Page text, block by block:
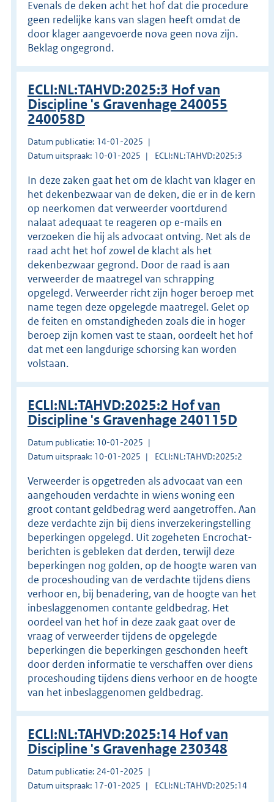
Evenals de deken acht het hof dat die procedure
geen redelijke kans van slagen heeft omdat de
door klager aangevoerde nova geen nova zijn.
Beklag ongegrond.
ECLI:NL:TAHVD:2025:3 Hof van
Discipline 's Gravenhage 240055
240058D
Datum publicatie: 14-01-2025
Datum uitspraak: 10-01-2025
ECLI:NL:TAHVD:2025:3
In deze zaken gaat het om de klacht van klager en
het dekenbezwaar van de deken, die er in de kern
op neerkomen dat verweerder voortdurend
nalaat adequaat te reageren op e-mails en
verzoeken die hij als advocaat ontving. Net als de
raad acht het hof zowel de klacht als het
dekenbezwaar gegrond. Door de raad is aan
verweerder de maatregel van schrapping
opgelegd. Verweerder richt zijn hoger beroep met
name tegen deze opgelegde maatregel. Gelet op
de feiten en omstandigheden zoals die in hoger
beroep zijn komen vast te staan, oordeelt het hof
dat met een langdurige schorsing kan worden
volstaan.
ECLI:NL:TAHVD:2025:2 Hof van
Discipline 's Gravenhage 240115D
Datum publicatie: 10-01-2025
Datum uitspraak: 10-01-2025
ECLI:NL:TAHVD:2025:2
Verweerder is opgetreden als advocaat van een
aangehouden verdachte in wiens woning een
groot contant geldbedrag werd aangetroffen. Aan
deze verdachte zijn bij diens inverzekeringstelling
beperkingen opgelegd. Uit zogeheten Encrochat-
berichten is gebleken dat derden, terwijl deze
beperkingen nog golden, op de hoogte waren van
de proceshouding van de verdachte tijdens diens
verhoor en, bij benadering, van de hoogte van het
inbeslaggenomen contante geldbedrag. Het
oordeel van het hof in deze zaak gaat over de
vraag of verweerder tijdens de opgelegde
beperkingen die beperkingen geschonden heeft
door derden informatie te verschaffen over diens
proceshouding tijdens diens verhoor en de hoogte
van het inbeslaggenomen geldbedrag.
ECLI:NL:TAHVD:2025:14 Hof van
Discipline 's Gravenhage 230348
Datum publicatie: 24-01-2025
Datum uitspraak: 17-01-2025
ECLI:NL:TAHVD:2025:14